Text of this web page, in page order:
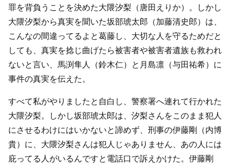
罪を背負うことを決めた大隈汐梨（唐田えりか）。しかし
大隈汐梨から真実を聞いた坂部琥太郎（加藤清史郎）は、
こんなの間違ってるよと葛藤し、大切な人を守るためだと
しても、真実を捻じ曲げたら被害者や被害者遺族も救われ
ないと言い、馬渕隼人（鈴木仁）と月島凛（与田祐希）に
事件の真実を伝えた。
すべて私がやりましたと自白し、警察署へ連れて行かれた
大隈汐梨。しかし坂部琥太郎は、汐梨さんをこのまま犯人
にさせるわけにはいかないと諦めず、刑事の伊藤剛（内博
貴）に、大隈汐梨さんは犯人じゃありません、あの人には
庇ってる人がいるんですと電話口で訴えかけた。伊藤剛